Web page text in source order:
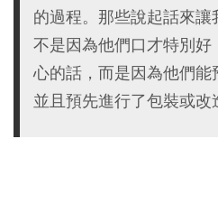
的過程。那些說起話來
不是因為他們口才特別
心的話，而是因為他們能
並且預先進行了包裝或改